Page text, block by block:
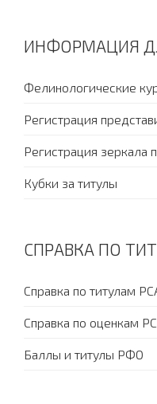
ИНФОРМАЦИЯ
Фелинологические
Регистрация
Регистрация зеркала
Кубки за титулы
СПРАВКА ПО
Справка по титулам
Справка по оценкам
Баллы и титулы РФО